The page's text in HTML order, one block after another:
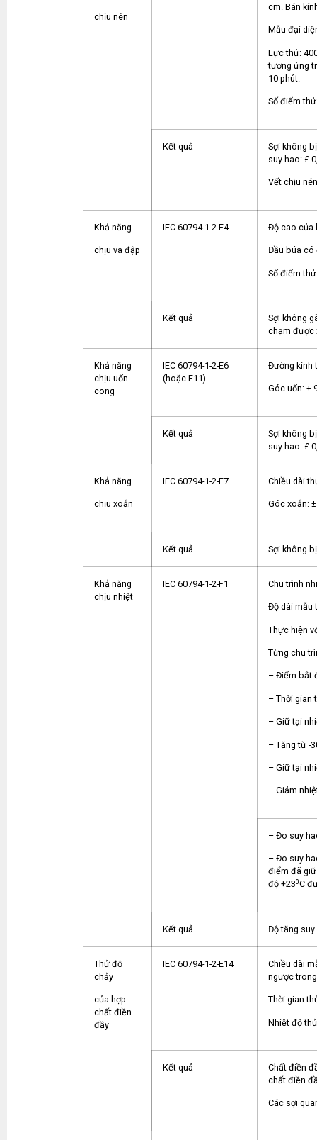
chịu nén
cm. Bán
Mẫu đại
Lực thử:
tương ứng
10 phút.
Số điểm
Kết quả
Sợi không
suy hao: £
Vết chịu
Khả năng
chịu va đập
IEC 60794-1-2-E4 Độ cao của
Đầu búa có
Số điểm
Kết quả
Sợi không
chạm được
Khả năng
chịu uốn
cong
IEC 60794-1-2-E6
(hoặc E11)
Đường kính
Góc uốn: ±
Kết quả
Sợi không
suy hao: £
Khả năng
chịu xoắn
IEC 60794-1-2-E7 Chiều dài
Góc xoắn:
Kết quả Sợi không
Khả năng
chịu nhiệt
IEC 60794-1-2-F1 Chu trình
Độ dài mẫu
Thực hiện
Từng chu
– Điểm bắt
– Thời gian
– Giữ tại
– Tăng từ -
– Giữ tại
– Giảm
– Đo suy
– Đo suy
điểm đã
độ +230C
Kết quả Độ tăng suy
Thử độ
chảy
của hợp
chất điền
đầy
IEC 60794-1-2-E14
Chiều dài
ngược
Thời gian
Nhiệt độ
Kết quả
Chất điền
chất điền
Các sợi